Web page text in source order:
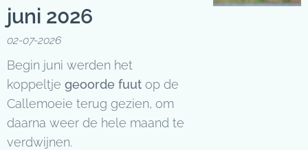
juni 2026
02-07-2026
Begin juni werden het
koppeltje geoorde fuut op de
Callemoeie terug gezien, om
daarna weer de hele maand te
verdwijnen.